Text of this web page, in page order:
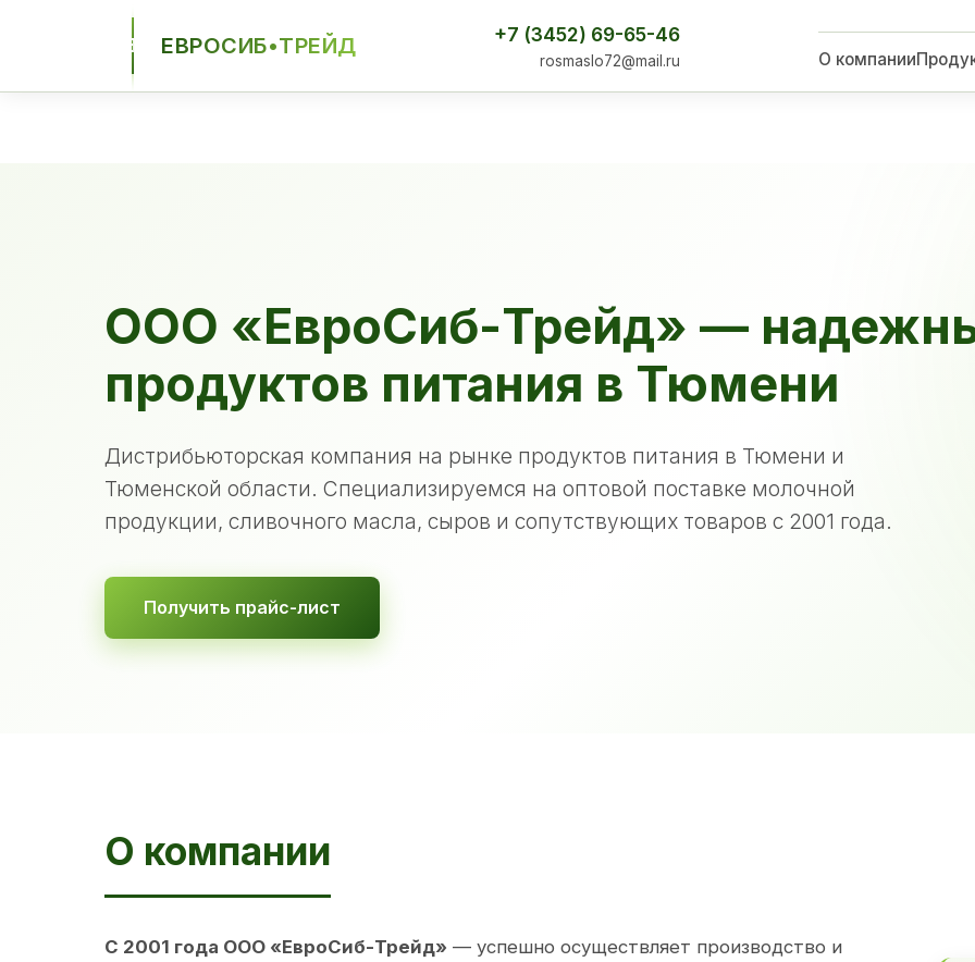
ЕСТ ЕВРОСИБ•ТРЕЙД +7 (3452) 69-65-46
rosmaslo72@mail.ru О компании
ООО «ЕвроСиб-Трейд» —
продуктов питания в Тюмени
Дистрибьюторская компания на рынке продуктов питания в Тюмени и
Тюменской области. Специализируемся на оптовой поставке молочной
продукции, сливочного масла, сыров и сопутствующих товаров с 2001 года.
Получить прайс-лист
О компании
С 2001 года ООО «ЕвроСиб-Трейд» — успешно осуществляет производство и